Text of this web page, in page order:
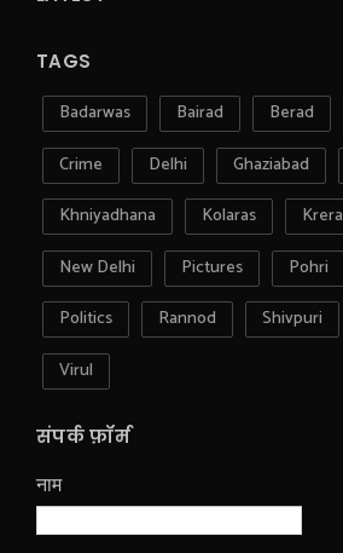
TAGS
Badarwas Bairad Berad
Crime
Delhi Ghaziabad
Khniyadhana
Kolaras Krera
New Delhi
Pictures Pohri
Politics
Rannod Shivpuri
Virul
संपर्क फ़ॉर्म
नाम